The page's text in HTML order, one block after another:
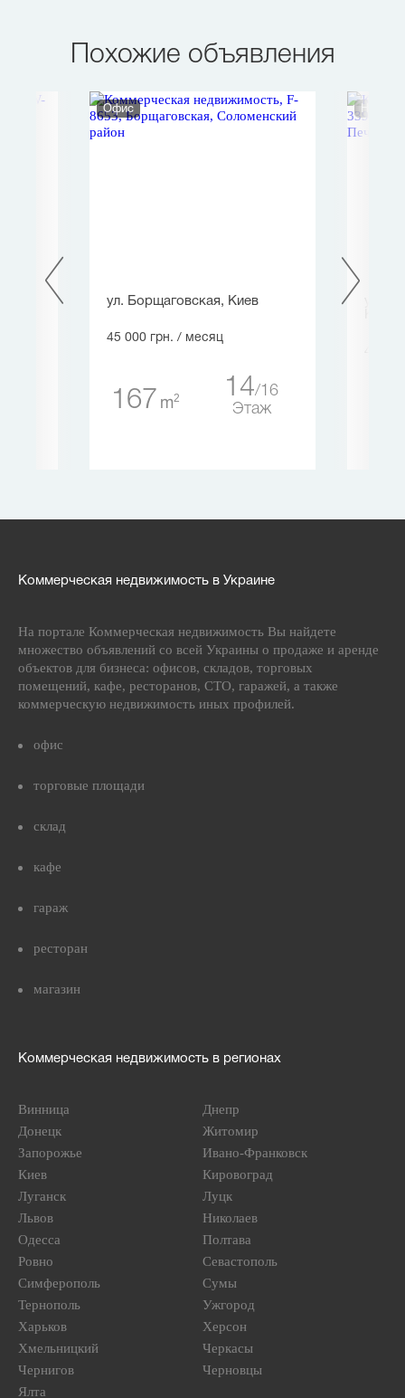
Похожие объявления
Офис
ул. Борщаговская, Киев
45 000 грн. / месяц
167 m2 14 16
Этаж
Коммерческая недвижимость в Украине
На портале Коммерческая недвижимость Вы найдете
множество объявлений со всей Украины о продаже и аренде
объектов для бизнеса: офисов, складов, торговых
помещений, кафе, ресторанов, СТО, гаражей, а также
коммерческую недвижимость иных профилей.
офис
торговые площади
склад
кафе
гараж
ресторан
магазин
Коммерческая недвижимость в регионах
Винница
Днепр
Донецк
Житомир
Запорожье
Ивано-Франковск
Киев
Кировоград
Луганск
Луцк
Львов
Николаев
Одесса
Полтава
Ровно
Севастополь
Симферополь
Сумы
Тернополь
Ужгород
Харьков
Херсон
Хмельницкий
Черкасы
Чернигов
Черновцы
Ялта